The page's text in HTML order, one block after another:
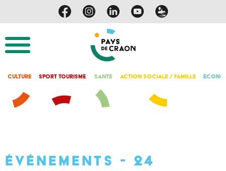
Culture Sport Tourisme Santé Action Sociale / Famille
Événements - 24